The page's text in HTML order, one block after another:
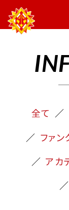
全て
ファン
アカ